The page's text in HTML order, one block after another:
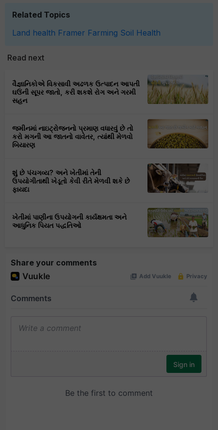
Related Topics
Land health Framer Farming Soil Health
Read next
વૈજ્ઞાનિકોએ વિકસાવી અઢળક ઉત્પાદન આપતી
ઘઉંની સૂપર જાતો, કરી શકશે રોગ અને ગરમી
સહન
જમીનમાં નાઇટ્રોજનનો પ્રમાણ વધારવું છે તો
કરો મગની આ જાતનો વાવેતર, ત્યાંથી મેળવો
બિયારણ
શું છે પંચગવ્ય? અને ખેતીમાં તેની
ઉપયોગીતાથી ખેડૂતો કેવી રીતે મેળવી શકે છે
ફાયદા
ખેતીમાં પાણીના ઉપયોગની કાર્યક્ષમતા અને
આધુનિક પિયત પદ્ધતિઓ
Share your comments